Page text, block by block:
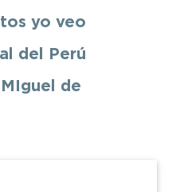
yo veo
del Perú
de